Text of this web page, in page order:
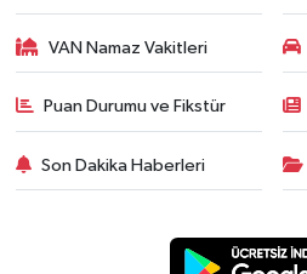
VAN Namaz Vakitleri
Puan Durumu ve Fikstür
Son Dakika Haberleri